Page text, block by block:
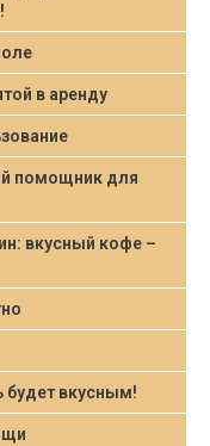
в аренду
помощник для
вкусный кофе –
будет вкусным!